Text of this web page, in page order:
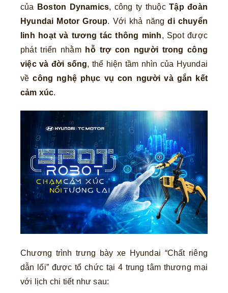
của
Boston Dynamics, công ty thuộcTập đoàn
Hyundai Motor Group. Với khả năngdi chuyển
linh hoạt và tương tác thông minh, Spot được
phát triển nhằm hỗ trợ con người trong công
việc và đời sống, thể hiện tầm nhìn của Hyundai
vềcông nghệ phục vụ con người và gắn kết
cảm xúc.
Chương trình trưng bày xe Hyundai “Chất riêng
dẫn lối” được tổ chức tại 4 trung tâm thương mại
với lịch chi tiết như sau: